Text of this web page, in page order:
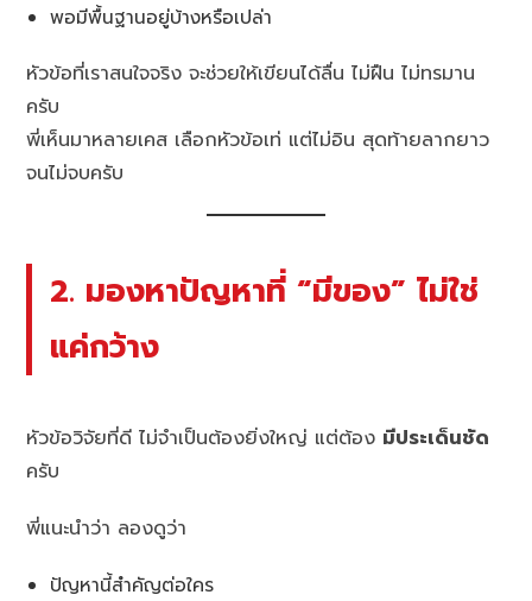
พอมีพื้นฐานอยู่บ้างหรือเปล่า
หัวข้อที่เราสนใจจริง จะช่วยให้เขียนได้ลื่น ไม่ฝืน ไม่ทรมาน
ครับ
พี่เห็นมาหลายเคส เลือกหัวข้อเท่ แต่ไม่อิน สุดท้ายลากยาว
จนไม่จบครับ
2. มองหาปัญหาที่ “มีของ” ไม่ใช่
แค่กว้าง
หัวข้อวิจัยที่ดี ไม่จำเป็นต้องยิ่งใหญ่ แต่ต้อง มีประเด็นชัด
ครับ
พี่แนะนำว่า ลองดูว่า
ปัญหานี้สำคัญต่อใคร